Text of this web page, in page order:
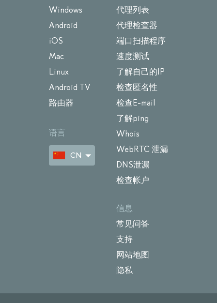
Windows
Android
iOS
Mac
Linux
Android TV
路由器
语言
CN
代理列表
代理检查器
端口扫描程序
速度测试
了解自己的IP
检查匿名性
检查E-mail
了解ping
Whois
WebRTC 泄漏
DNS泄漏
检查帐户
信息
常见问答
支持
网站地图
隐私